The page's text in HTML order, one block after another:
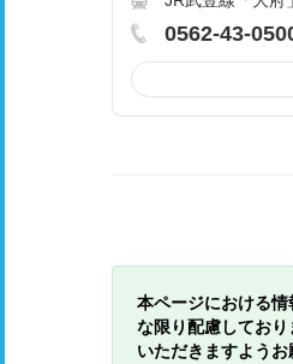
0562-43-
本ページにおける
な限り配慮してお
いただきますようお